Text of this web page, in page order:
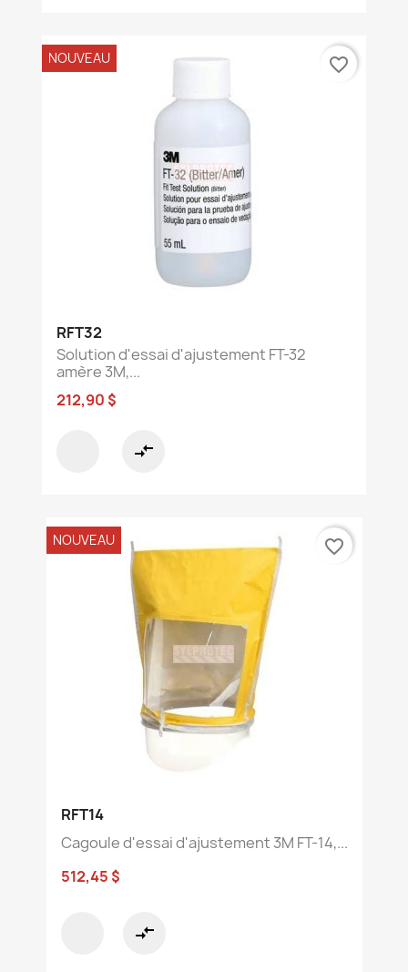
RFT32
Solution d'essai d'ajustement FT-32
amère 3M,...
212,90 $
compare_arrows
NOUVEAU favorite_border
RFT14
Cagoule d'essai d'ajustement 3M FT-14,...
512,45 $
compare_arrows
NOUVEAU favorite_border